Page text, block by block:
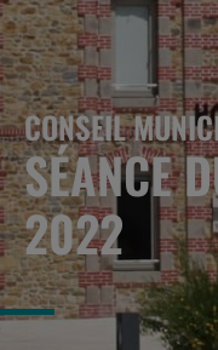
CONSEIL
SÉANCE
2022